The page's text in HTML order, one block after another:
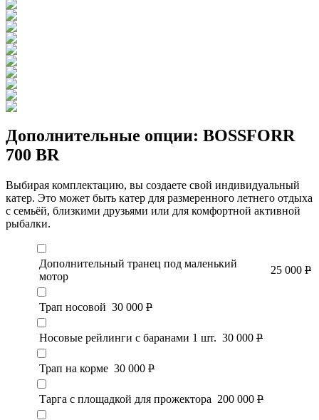
Дополнительные опции: BOSSFORR
700 BR
Выбирая комплектацию, вы создаете свой индивидуальный
катер. Это может быть катер для размеренного летнего отдыха
с семьёй, близкими друзьями или для комфортной активной
рыбалки.
Дополнительный транец под маленький
мотор
25 000 Р
Трап носовой 30 000 Р
Носовые рейлинги с баранами 1 шт. 30 000 Р
Трап на корме 30 000 Р
Тарга с площадкой для прожектора 200 000 Р